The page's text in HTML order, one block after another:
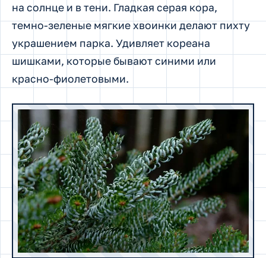
на солнце и в тени. Гладкая серая кора,
темно-зеленые мягкие хвоинки делают пихту
украшением парка. Удивляет кореана
шишками, которые бывают синими или
красно-фиолетовыми.